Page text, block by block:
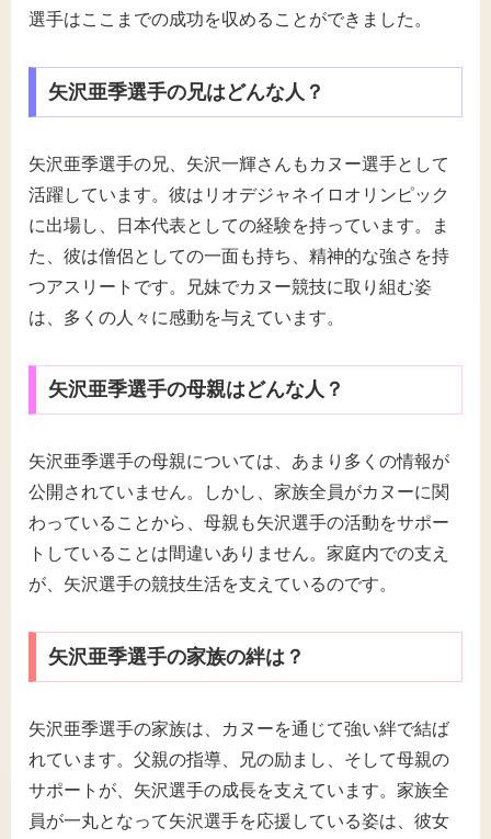
選手はここまでの成功を収めることができました。
矢沢亜季選手の兄はどんな人？
矢沢亜季選手の兄、矢沢一輝さんもカヌー選手として
活躍しています。彼はリオデジャネイロオリンピック
に出場し、日本代表としての経験を持っています。ま
た、彼は僧侶としての一面も持ち、精神的な強さを持
つアスリートです。兄妹でカヌー競技に取り組む姿
は、多くの人々に感動を与えています。
矢沢亜季選手の母親はどんな人？
矢沢亜季選手の母親については、あまり多くの情報が
公開されていません。しかし、家族全員がカヌーに関
わっていることから、母親も矢沢選手の活動をサポー
トしていることは間違いありません。家庭内での支え
が、矢沢選手の競技生活を支えているのです。
矢沢亜季選手の家族の絆は？
矢沢亜季選手の家族は、カヌーを通じて強い絆で結ば
れています。父親の指導、兄の励まし、そして母親の
サポートが、矢沢選手の成長を支えています。家族全
員が一丸となって矢沢選手を応援している姿は、彼女